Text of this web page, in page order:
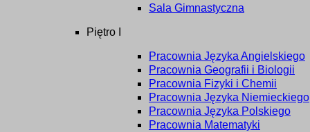
Sala Gimnastyczna
Piętro I
Pracownia Języka Angielskiego
Pracownia Geografii i Biologii
Pracownia Fizyki i Chemii
Pracownia Języka Niemieckiego
Pracownia Języka Polskiego
Pracownia Matematyki